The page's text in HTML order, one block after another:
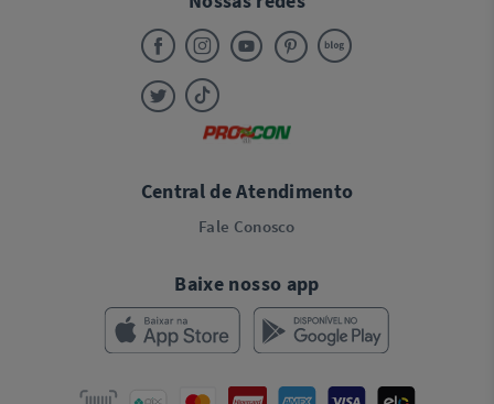
Central de Atendimento
Fale Conosco
Baixe nosso app